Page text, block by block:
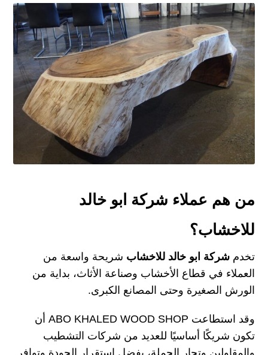
من هم عملاء شركة ابو خالد
للاخشاب؟
تخدمشركة ابو خالد للاخشاب شريحة واسعة من
العملاء في قطاع الأخشاب وصناعة الأثاث، بداية من
الورش الصغيرة وحتى المصانع الكبرى.
وقد استطاعت ABO KHALED WOOD SHOP أن
تكون شريكًا أساسيًا للعديد من شركات التشطيب
والمقاولين وتجار الجملة، بفضل استقرار الجودة وتوافر